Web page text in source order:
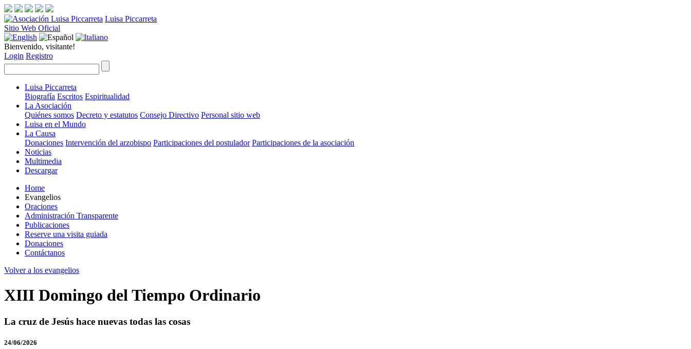
Luisa Piccarreta
Sitio Web Oficial
Bienvenido, visitante!
Login Registro
Luisa Piccarreta
Biografía Escritos Espiritualidad
La Asociación
Quiénes somos Decreto y estatutos Consejo Directivo Personal sitio web
Luisa en el Mundo
La Causa
Donaciones Intervención del arzobispo Participaciones del postulador Participaciones de la asociación
Noticias
Multimedia
Descargar
Home
Evangelios
Oraciones
Administración Transparente
Publicaciones
Reserve una visita guiada
Donaciones
Contáctanos
Volver a los evangelios
XIII Domingo del Tiempo Ordinario
La cruz de Jesús hace nuevas todas las cosas
24/06/2026